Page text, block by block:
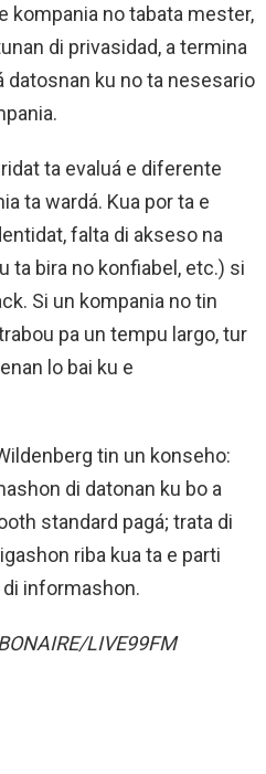
kompania no tabata mester,
di privasidad, a termina
datosnan ku no ta nesesario
ta evaluá e diferente
ta wardá. Kua por ta e
falta di akseso na
ta bira no konfiabel, etc.) si
Si un kompania no tin
pa un tempu largo, tur
lo bai ku e
tin un konseho:
di datonan ku bo a
standard pagá; trata di
riba kua ta e parti
informashon.
LIVE99FM